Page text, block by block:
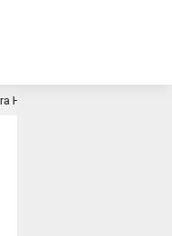
Kembali Layani Pesawat Jet